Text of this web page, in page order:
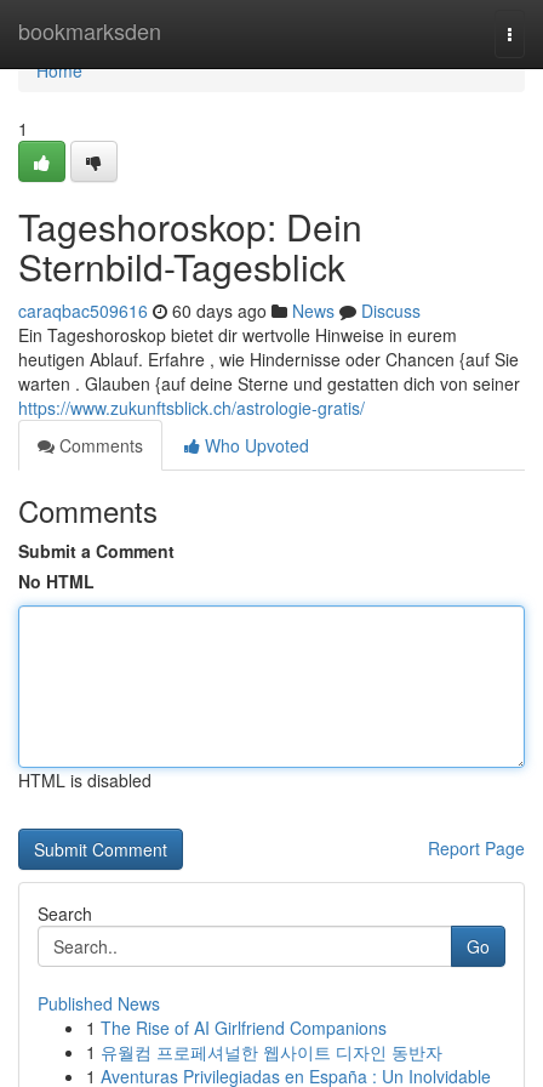
bookmarksden
Home
Home
1
Tageshoroskop: Dein
Sternbild-Tagesblick
caraqbac509616 60 days ago News
Discuss
Ein Tageshoroskop bietet dir wertvolle Hinweise in eurem
heutigen Ablauf. Erfahre , wie Hindernisse oder Chancen {auf Sie
warten . Glauben {auf deine Sterne und gestatten dich von seiner
https://www.zukunftsblick.ch/astrologie-gratis/
Comments
Who Upvoted
Comments
Submit a Comment
No HTML
HTML is disabled
Report Page
Search
Go
Published News
1 The Rise of AI Girlfriend Companions
1 유월컴 프로페셔널한 웹사이트 디자인 동반자
1 Aventuras Privilegiadas en España : Un Inolvidable